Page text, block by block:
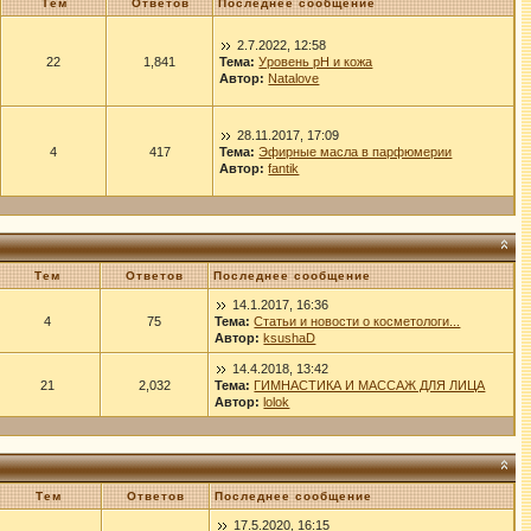
Тем Ответов Последнее сообщение
22 1,841
2.7.2022, 12:58
Тема: Уровень рН и кожа
Автор: Natalove
4 417
28.11.2017, 17:09
Тема: Эфирные масла в парфюмерии
Автор: fantik
Тем Ответов Последнее сообщение
4 75
14.1.2017, 16:36
Тема: Статьи и новости о косметологи...
Автор: ksushaD
21 2,032
14.4.2018, 13:42
Тема: ГИМНАСТИКА И МАССАЖ ДЛЯ ЛИЦА
Автор: lolok
Тем Ответов Последнее сообщение
17.5.2020, 16:15